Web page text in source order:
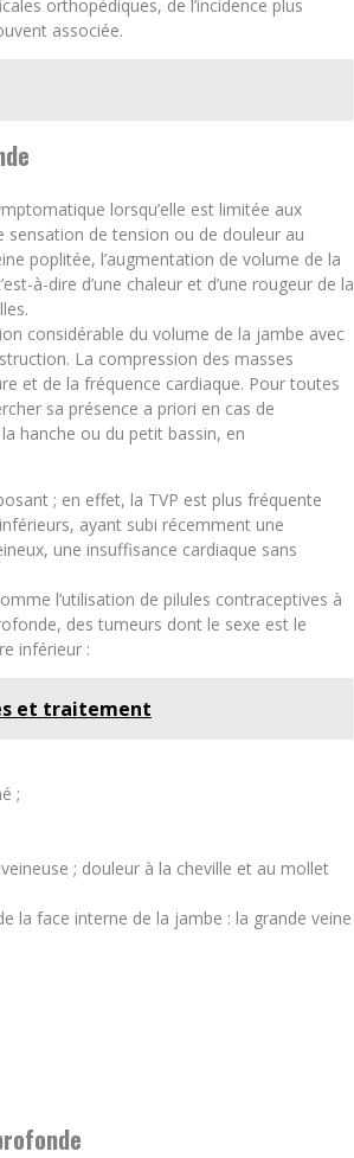
orthopédiques, de l’incidence plus
associée.
lorsqu’elle est limitée aux
sensation de tension ou de douleur au
poplitée, l’augmentation de volume de la
à-dire d’une chaleur et d’une rougeur de la
considérable du volume de la jambe avec
La compression des masses
et de la fréquence cardiaque. Pour toutes
sa présence a priori en cas de
hanche ou du petit bassin, en
; en effet, la TVP est plus fréquente
ayant subi récemment une
une insuffisance cardiaque sans
l’utilisation de pilules contraceptives à
des tumeurs dont le sexe est le
inférieur :
et traitement
;
; douleur à la cheville et au mollet
la face interne de la jambe : la grande veine